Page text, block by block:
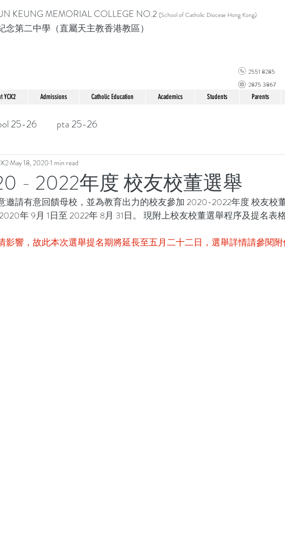
KEUNG MEMORIAL COLLEGE NO.2 (School of Catholic Diocese Hong Kong)
念第二中學（直屬天主教香港教區）
2551 8285
2875 3867
YCK2 Admissions Catholic Education Academics Students Parents
25-26 pta 25-26
- 2022年度 校友校董選舉
May 18, 2020 1 min read
邀請有意回饋母校，並為教育出力的校友參加 2020-2022年度 校友校
年 9月 1日至 2022年 8月 31日。 現附上校友校董選舉程序及提名表
影響，故此本次選舉提名期將延長至五月二十二日，選舉詳情請參閱